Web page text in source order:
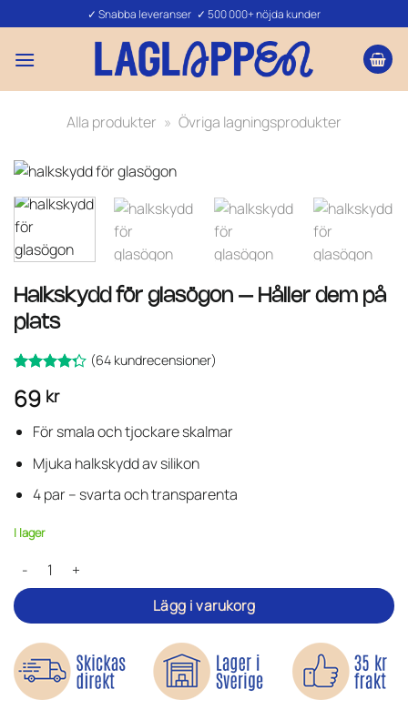
to
content
✓ Snabba leveranser ✓ 500 000+ nöjda kunder
Alla produkter » Övriga lagningsprodukter
Halkskydd för glasögon – Håller dem på
plats
4.25 av
på
(64kundrecensioner)
69 kr
För smala och tjockare skalmar
Mjuka halkskydd av silikon
4 par – svarta och transparenta
I lager
Halkskydd för glasögon – Håller dem på plats mängd
Lägg i varukorg